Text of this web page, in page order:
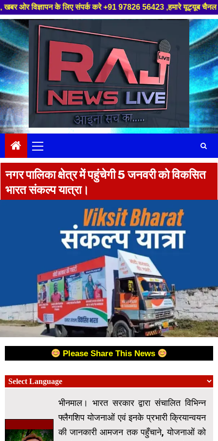
के लिए संपर्क करे +91 97826 56423 ,हमारे यूट्यूब चैनल को
Skip
to
content
Menu
नगर पालिका क्षेत्र में पहुंचेगी 5 जनवरी को विकसित
भारत संकल्प यात्रा।
Please Share This News
भीनमाल। भारत सरकार द्वारा संचालित विभिन्न
फ्लैगशिप योजनाओं एवं इनके प्रभारी क्रियान्वयन
की जानकारी आमजन तक पहुँचाने, योजनाओं को